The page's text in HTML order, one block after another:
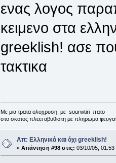
ενας λογος
κειμενο στα
greeklish! ασε
τακτικα
Με μια τρατα ολοχρυση, με sourwtiri πατο
στο σκοτος πλεει αβυθιστη με πληρωμα
Απ: Ελληνικά και όχι greeklish!
« Απάντηση #98 στις: 03/10/05, 01:53